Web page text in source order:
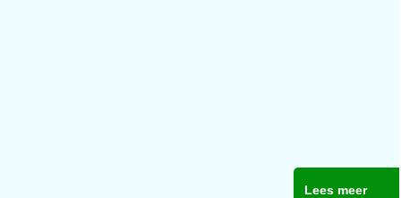
Lees meer